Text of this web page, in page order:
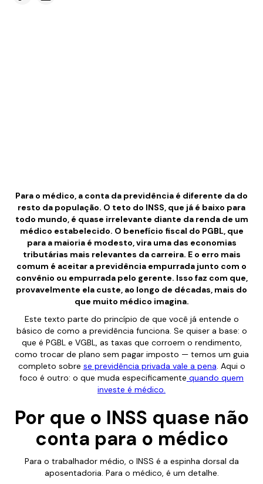
Para o médico, a conta da previdência é diferente da do
resto da população. O teto do INSS, que já é baixo para
todo mundo, é quase irrelevante diante da renda de um
médico estabelecido. O benefício fiscal do PGBL, que
para a maioria é modesto, vira uma das economias
tributárias mais relevantes da carreira. E o erro mais
comum é aceitar a previdência empurrada junto com o
convênio ou empurrada pelo gerente. Isso faz com que,
provavelmente ela custe, ao longo de décadas, mais do
que muito médico imagina.
Este texto parte do princípio de que você já entende o
básico de como a previdência funciona. Se quiser a base: o
que é PGBL e VGBL, as taxas que corroem o rendimento,
como trocar de plano sem pagar imposto — temos um guia
completo sobre se previdência privada vale a pena. Aqui o
foco é outro: o que muda especificamente quando quem
investe é médico.
Por que o INSS quase não
conta para o médico
Para o trabalhador médio, o INSS é a espinha dorsal da
aposentadoria. Para o médico, é um detalhe.